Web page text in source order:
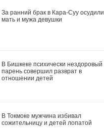
За ранний брак в Кара-Суу осудили
мать и мужа девушки
В Бишкеке психически нездоровый
парень совершил разврат в
отношении детей
В Токмоке мужчина избивал
сожительницу и детей лопатой